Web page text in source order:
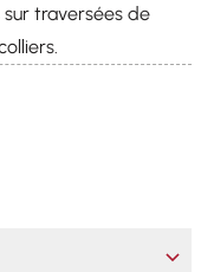
sur traversées de